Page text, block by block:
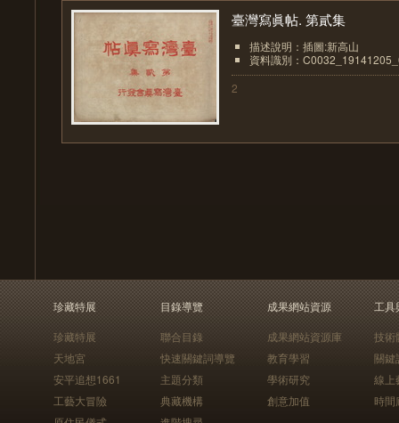
臺灣寫眞帖. 第貳集
描述說明：插圖:新高山
資料識別：
2
珍藏特展
珍藏特展
天地宮
安平追想1661
工藝大冒險
目錄導覽
聯合目錄
快速關鍵詞導覽
主題分類
典藏機構
成果網站資源
成果網站資源庫
教育學習
學術研究
創意加值
工具
技術
關鍵
線上
時間